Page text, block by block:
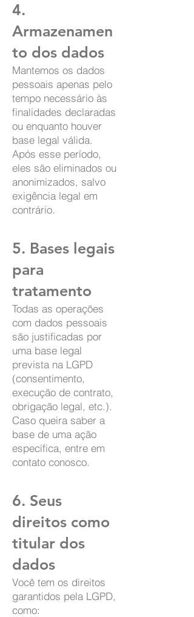
4.
Armazenamen
to dos dados
Mantemos os dados
pessoais apenas pelo
tempo necessário às
finalidades declaradas
ou enquanto houver
base legal válida.
Após esse período,
eles são eliminados ou
anonimizados, salvo
exigência legal em
contrário.
5. Bases legais
para
tratamento
Todas as operações
com dados pessoais
são justificadas por
uma base legal
prevista na LGPD
(consentimento,
execução de contrato,
obrigação legal, etc.).
Caso queira saber a
base de uma ação
específica, entre em
contato conosco.
6. Seus
direitos como
titular dos
dados
Você tem os direitos
garantidos pela LGPD,
como: